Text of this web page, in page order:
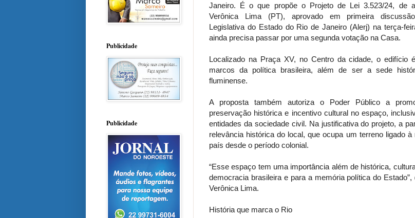
Janeiro. É o que propõe o Projeto de Lei 3.523/24, de
Verônica Lima (PT), aprovado em primeira
Legislativa do Estado do Rio de Janeiro (Alerj) na terça-
ainda precisa passar por uma segunda votação na Casa.
Localizado na Praça XV, no Centro da cidade, o edifício
marcos da política brasileira, além de ser a sede
fluminense.
A proposta também autoriza o Poder Público a
preservação histórica e incentivo cultural no espaço,
entidades da sociedade civil. Na justificativa do projeto, a
relevância histórica do local, que ocupa um terreno ligado
país desde o período colonial.
“Esse espaço tem uma importância além de histórica,
democracia brasileira e para a memória política do
Verônica Lima.
História que marca o Rio
Publicidade
Publicidade